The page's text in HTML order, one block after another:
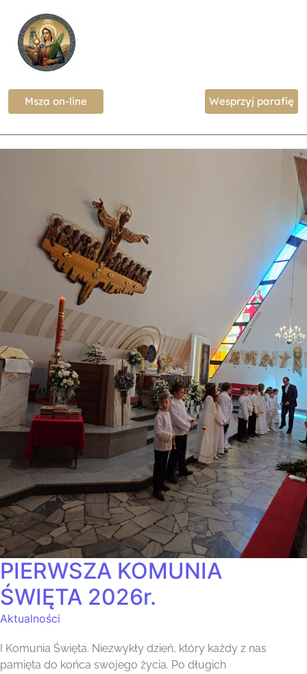
Msza on-line Wesprzyj parafię
PIERWSZA KOMUNIA
ŚWIĘTA 2026r.
Aktualności
I Komunia Święta. Niezwykły dzień, który każdy z nas
pamięta do końca swojego życia. Po długich